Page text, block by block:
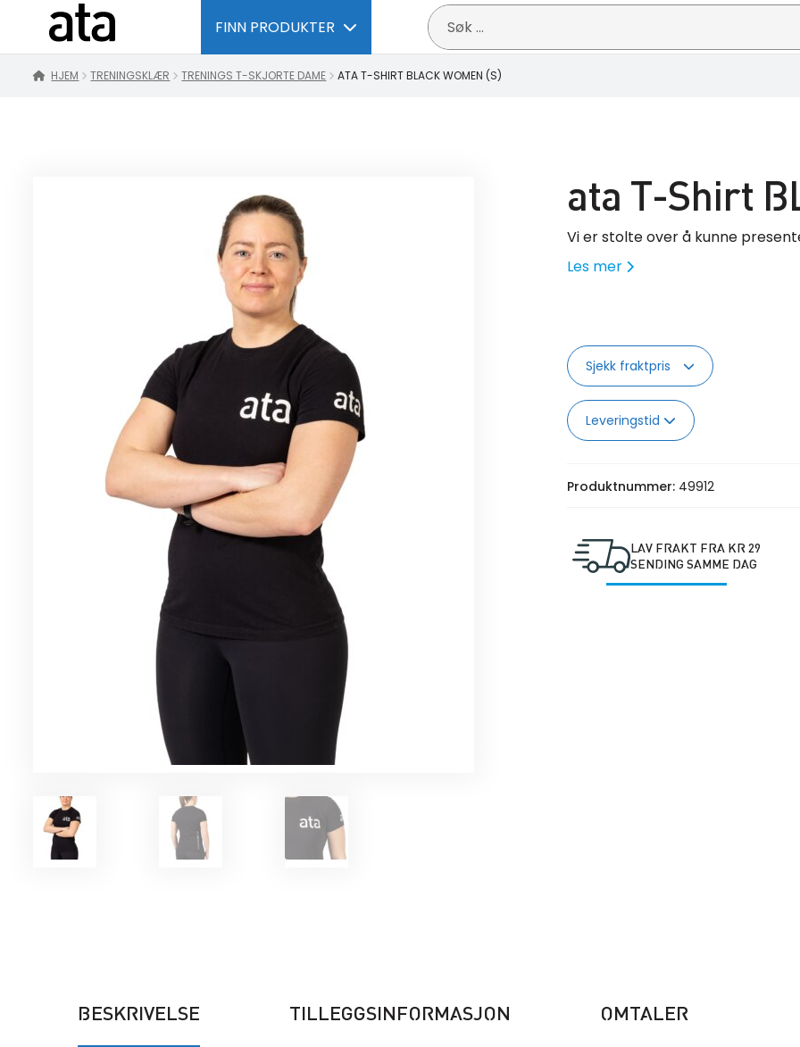
FINN PRODUKTER
Søk
etter:
HJEM TRENINGSKLÆR TRENINGS T-SKJORTE DAME ATA T-SHIRT BLACK WOMEN (S)
ata T-Shirt
Vi er stolte over å kunne
Les mer
Sjekk fraktpris
Leveringstid
Produktnummer: 49912
LAV FRAKT FRA KR 29
SENDING SAMME DAG
BESKRIVELSE TILLEGGSINFORMASJON OMTALER